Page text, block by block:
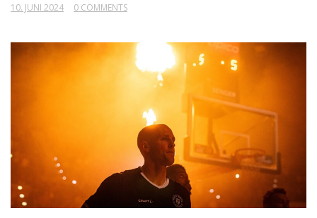
10. JUNI 2024 0 COMMENTS